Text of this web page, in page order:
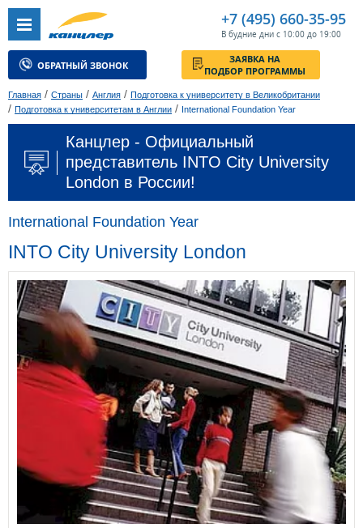
+7 (495) 660-35-95
В будние дни с 10:00 до 19:00
ОБРАТНЫЙ ЗВОНОК
ЗАЯВКА НА
ПОДБОР ПРОГРАММЫ
Главная / Страны / Англия / Подготовка к университету в Великобритании
/ Подготовка к университетам в Англии / International Foundation Year
Канцлер - Официальный
представитель INTO City University
London в России!
International Foundation Year
INTO City University London